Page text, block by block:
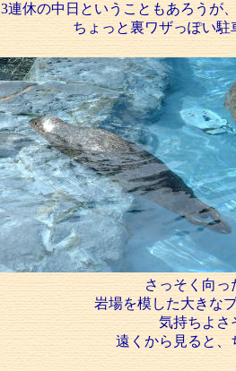
3連休の中日ということもあろうが
ちょっと裏ワザっぽい
さっそく向っ
岩場を模した大きな
気持ちよさ
遠くから見ると、